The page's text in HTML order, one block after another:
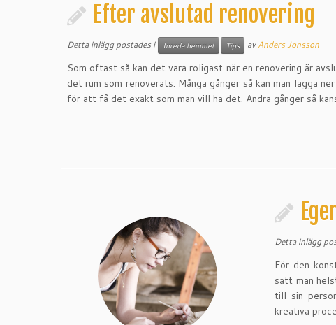
Efter avslutad renovering
Detta inlägg postades i Inreda hemmet Tips avAnders Jonsson
Som oftast så kan det vara roligast när en renovering är
det rum som renoverats. Många gånger så kan man lägga
för att få det exakt som man vill ha det. Andra gånger så
Detta inlägg
För den
sätt man
till sin
kreativa